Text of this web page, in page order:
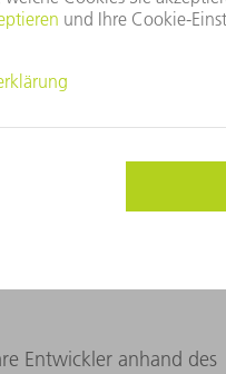
wirkt sich vor allem bei
aus. (Bild: Stefan
Entwickler anhand des